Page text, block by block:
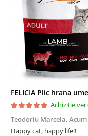
Achizitie
Teodoriu Marcela,
Happy cat, happy life!!